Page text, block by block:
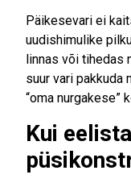
Päikesevari ei
uudishimulike
linnas või tihedas
suur vari pakkuda
“oma nurgakese”
Kui